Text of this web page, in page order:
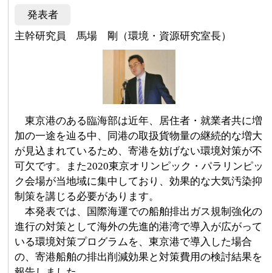
発表者
主幹研究員 馬場 剛（環境・資源研究室長）
東京港のある臨海部は近年、居住者・就業者共に増
加の一途を辿る中、同港の取扱貨物量の継続的な増大
が見込まれているため、寄港を妨げない環境対策が不
可欠です。また2020東京オリンピック・パラリンピッ
ク会場が当地域に集中しており、効果的な大気汚染抑
制策を講じる必要があります。
本発表では、国際海運での船舶排出ガス規制強化の
進行の対策として海外の先進的港湾で導入が広がって
いる環境対策プログラムを、東京港で導入した場合
の、寄港船舶の排出削減効果と対策費用の検討結果を